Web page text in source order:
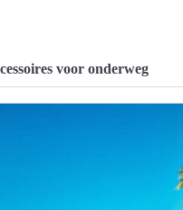
voor onderweg